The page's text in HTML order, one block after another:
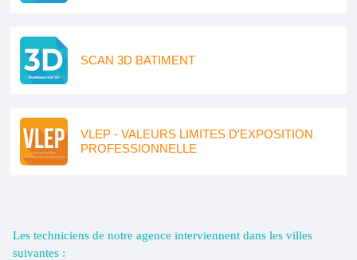
SCAN 3D BATIMENT
VLEP - VALEURS LIMITES D'EXPOSITION
PROFESSIONNELLE
Les techniciens de notre agence interviennent dans les villes
suivantes :